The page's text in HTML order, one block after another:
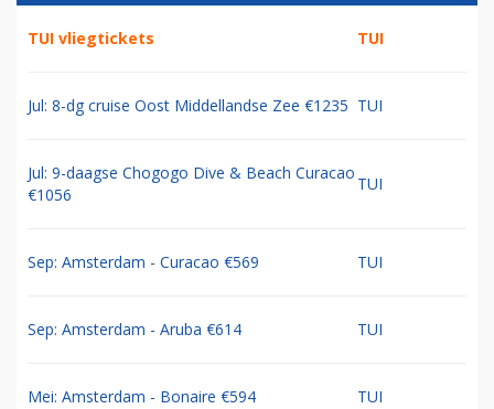
TUI vliegtickets TUI
Jul: 8-dg cruise Oost Middellandse Zee €1235 TUI
Jul: 9-daagse Chogogo Dive & Beach Curacao
€1056
TUI
Sep: Amsterdam - Curacao €569 TUI
Sep: Amsterdam - Aruba €614 TUI
Mei: Amsterdam - Bonaire €594 TUI